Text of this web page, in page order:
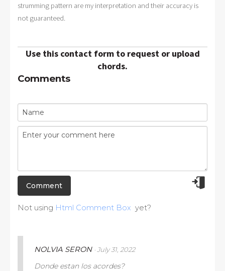
strumming pattern are my interpretation and their accuracy is
not guaranteed.
Use this contact form to request or upload
chords.
Comments
Not using Html Comment Box yet?
NOLVIA SERON · July 31, 2022
Donde estan los acordes?